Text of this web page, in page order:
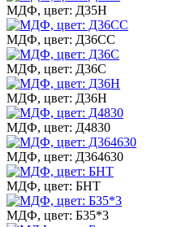
МДФ, цвет: Д35Н
МДФ, цвет: Д36СС
МДФ, цвет: Д36С
МДФ, цвет: Д36Н
МДФ, цвет: Д4830
МДФ, цвет: Д364630
МДФ, цвет: БНТ
МДФ, цвет: Б35*3